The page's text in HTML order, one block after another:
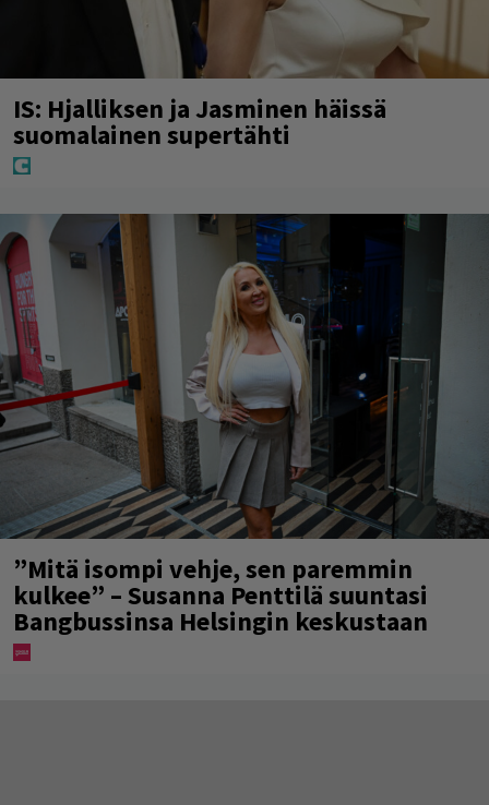
IS: Hjalliksen ja Jasminen häissä
suomalainen supertähti
”Mitä isompi vehje, sen paremmin
kulkee” – Susanna Penttilä suuntasi
Bangbussinsa Helsingin keskustaan